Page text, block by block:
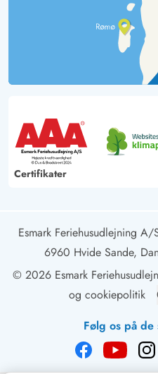
Certifikater
Esmark Feriehusudlejning
6960 Hvide Sande,
© 2026 Esmark
og cookiepolitik
Følg os på